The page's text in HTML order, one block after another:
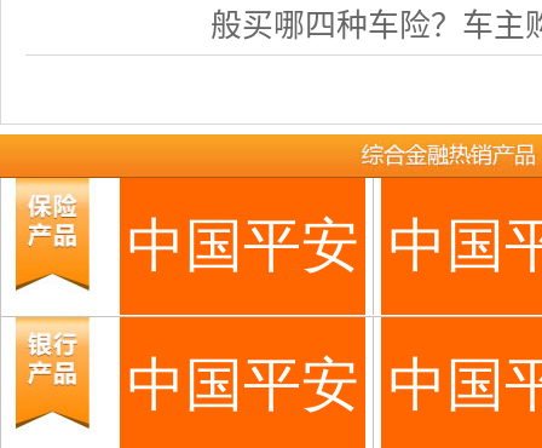
般买哪四种车险？车主